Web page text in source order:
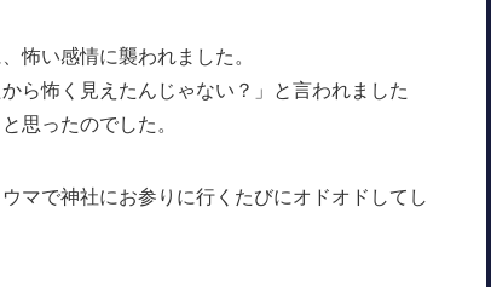
怖い感情に襲われました。
ら怖く見えたんじゃない？」と言われました
思ったのでした。
マで神社にお参りに行くたびにオドオドしてし